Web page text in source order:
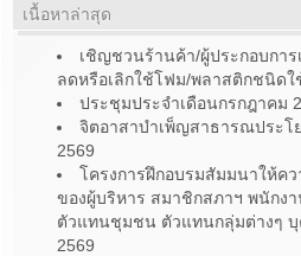
เนื้อหาล่าสุด
เชิญชวนร้านค้า/ผู้ประกอบการ
ลดหรือเลิกใช้โฟม/พลาสติกชนิดใ
ประชุมประจำเดือนกรกฎาคม
จิตอาสาบำเพ็ญสาธารณประ
2569
โครงการฝึกอบรมสัมมนาให้ค
ของผู้บริหาร สมาชิกสภาฯ พนักง
ตัวแทนชุมชน ตัวแทนกลุ่มต่างๆ บุ
2569